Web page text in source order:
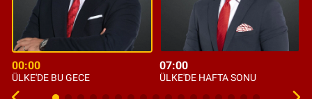
00:00
ÜLKE'DE BU GECE
07:00
ÜLKE'DE HAFTA SONU